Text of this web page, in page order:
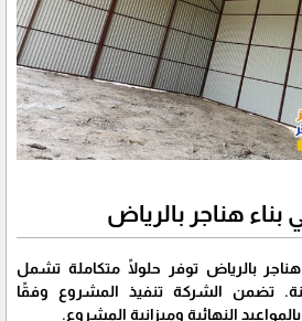
هناجر بالرياض
بالرياض توفر حلولًا متكاملة تشمل
تضمن الشركة تنفيذ المشروع وفقًا
بالمواعيد النهائية وميزانية المشروع.